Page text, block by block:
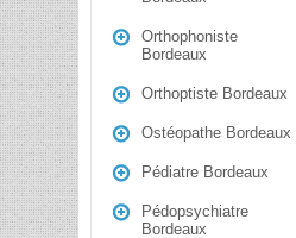
Orthophoniste
Bordeaux
Orthoptiste Bordeaux
Ostéopathe Bordeaux
Pédiatre Bordeaux
Pédopsychiatre
Bordeaux